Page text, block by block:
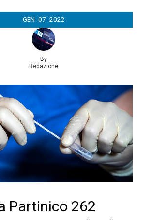
GEN 07 2022
By
Redazione
Partinico 262